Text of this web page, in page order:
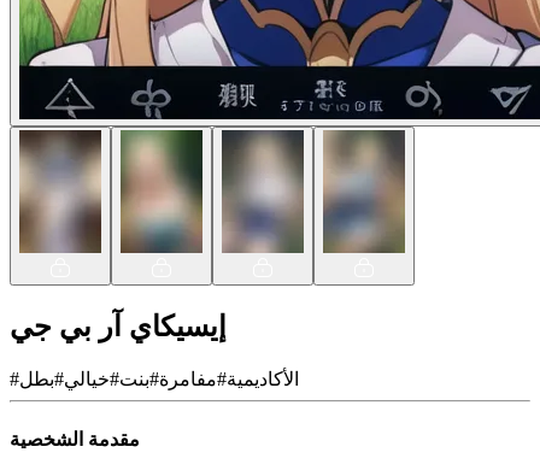
إيسيكاي آر بي جي
# الأكاديمية#مفامرة#بنت#خيالي#بطل
مقدمة الشخصية